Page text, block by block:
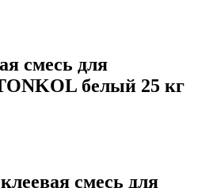
смесь для
белый 25 кг
смесь для